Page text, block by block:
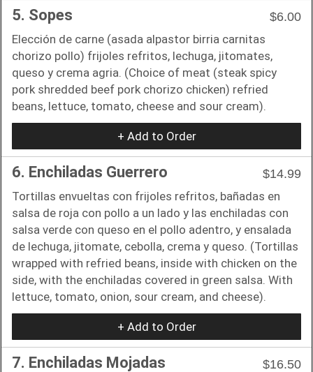
5. Sopes
$6.00
Elección de carne (asada alpastor birria carnitas
chorizo pollo) frijoles refritos, lechuga, jitomates,
queso y crema agria. (Choice of meat (steak spicy
pork shredded beef pork chorizo chicken) refried
beans, lettuce, tomato, cheese and sour cream).
+ Add to Order
6. Enchiladas Guerrero
$14.99
Tortillas envueltas con frijoles refritos, bañadas en
salsa de roja con pollo a un lado y las enchiladas con
salsa verde con queso en el pollo adentro, y ensalada
de lechuga, jitomate, cebolla, crema y queso. (Tortillas
wrapped with refried beans, inside with chicken on the
side, with the enchiladas covered in green salsa. With
lettuce, tomato, onion, sour cream, and cheese).
+ Add to Order
7. Enchiladas Mojadas
$16.50